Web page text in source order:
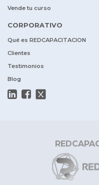
Vende tu curso
CORPORATIVO
Qué es REDCAPACITACION
Clientes
Testimonios
Blog